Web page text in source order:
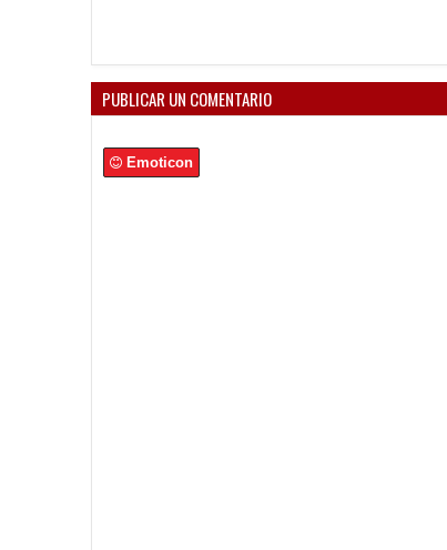
PUBLICAR UN COMENTARIO
Emoticon